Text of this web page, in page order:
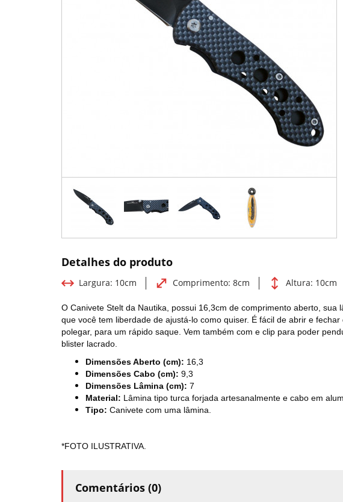
Detalhes do produto
Largura: 10cm Comprimento: 8cm Altura: 10cm
O Canivete Stelt da Nautika, possui 16,3cm de comprimento aberto,
que você tem liberdade de ajustá-lo como quiser. É fácil de abrir e
polegar, para um rápido saque. Vem também com e clip para poder
blister lacrado.
Dimensões Aberto (cm): 16,3
Dimensões Cabo (cm): 9,3
Dimensões Lâmina (cm): 7
Material: Lâmina tipo turca forjada artesanalmente e cabo em
Tipo: Canivete com uma lâmina.
*FOTO ILUSTRATIVA.
Comentários (0)